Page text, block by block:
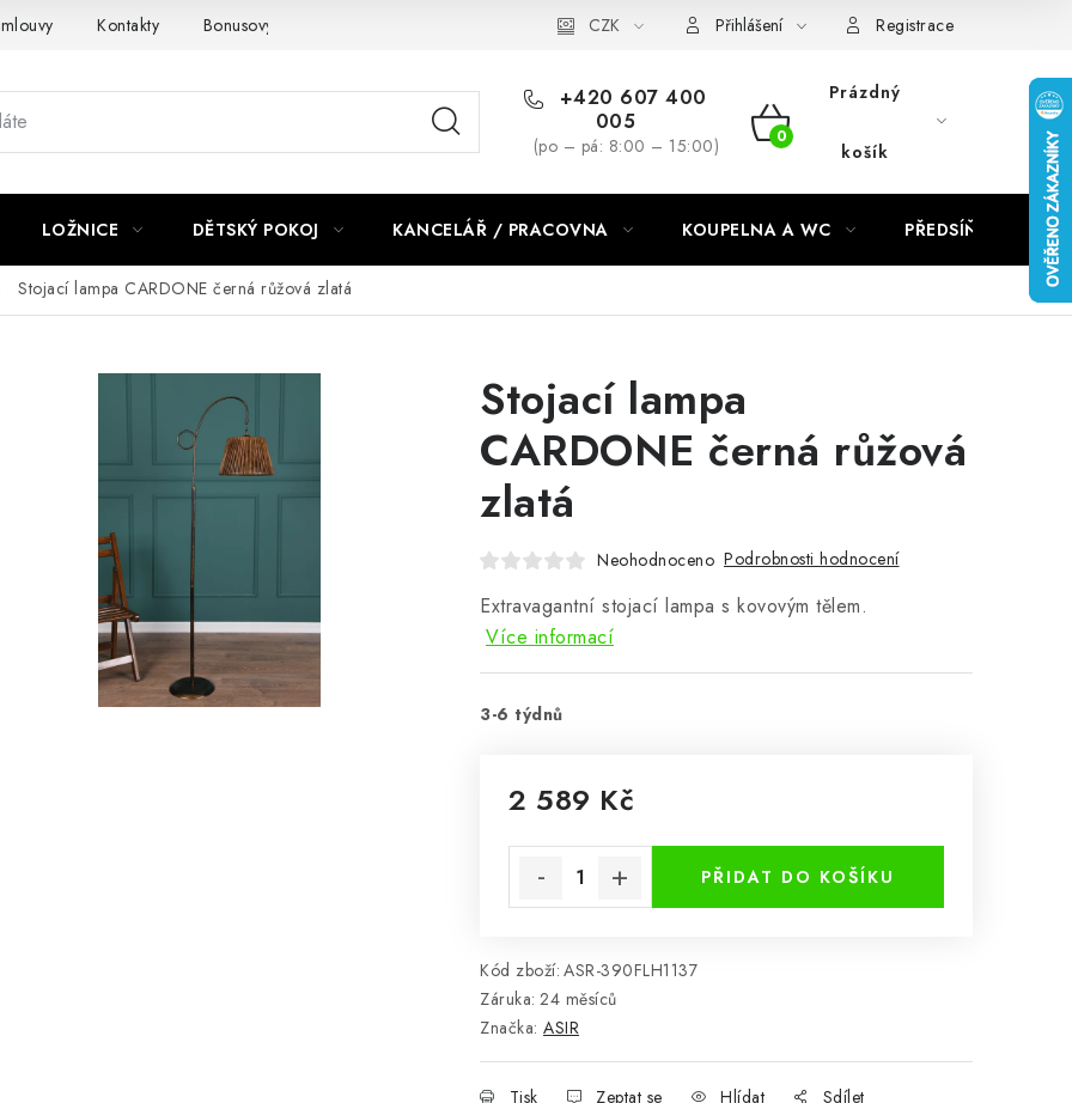
Kontakty Bonusový program NBM+ CZK Přihlášení Registrace
+420 607 400
005
(po – pá: 8:00 – 15:00)
NÁKUPNÍ
Prázdný
košík
LOŽNICE DĚTSKÝ POKOJ KANCELÁŘ / PRACOVNA KOUPELNA A WC PŘEDSÍŇ
Stojací lampa CARDONE černá růžová zlatá
Stojací lampa
CARDONE černá růžová
zlatá
Neohodnoceno Podrobnosti hodnocení
Extravagantní stojací lampa s kovovým tělem.
Více informací
3-6 týdnů
2 589 Kč
PŘIDAT DO KOŠÍKU
Kód zboží: ASR-390FLH1137
Záruka: 24 měsíců
Značka: ASIR
Tisk Zeptat se Hlídat Sdílet